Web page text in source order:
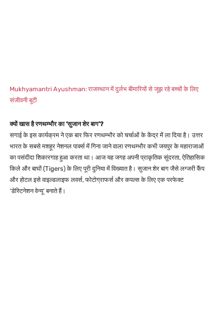
Mukhyamantri Ayushman: राजस्थान में दुर्लभ बीमारियों से जूझ रहे बच्चों के लिए
संजीवनी बूटी
क्यों खास है रणथम्भौर का ‘सुजान शेर बाग’?
सगाई के इस कार्यक्रम ने एक बार फिर रणथम्भौर को चर्चाओं के केंद्र में ला दिया है। उत्तर
भारत के सबसे मशहूर नेशनल पार्क्स में गिना जाने वाला रणथम्भौर कभी जयपुर के महाराजाओं
का पसंदीदा शिकारगाह हुआ करता था। आज यह जगह अपनी प्राकृतिक सुंदरता, ऐतिहासिक
किले और बाघों (Tigers) के लिए पूरी दुनिया में विख्यात है। सुजान शेर बाग जैसे लग्जरी कैंप
और होटल इसे वाइल्डलाइफ लवर्स, फोटोग्राफर्स और कपल्स के लिए एक परफेक्ट
‘डेस्टिनेशन वेन्यू’ बनाते हैं।